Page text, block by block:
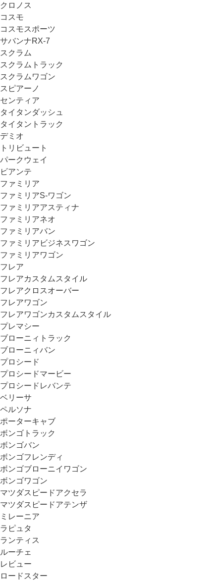
クロノス
コスモ
コスモスポーツ
サバンナRX-7
スクラム
スクラムトラック
スクラムワゴン
スピアーノ
センティア
タイタンダッシュ
タイタントラック
デミオ
トリビュート
パークウェイ
ビアンテ
ファミリア
ファミリアS-ワゴン
ファミリアアスティナ
ファミリアネオ
ファミリアバン
ファミリアビジネスワゴン
ファミリアワゴン
フレア
フレアカスタムスタイル
フレアクロスオーバー
フレアワゴン
フレアワゴンカスタムスタイル
プレマシー
ブローニィトラック
ブローニィバン
プロシード
プロシードマービー
プロシードレバンテ
ベリーサ
ペルソナ
ポーターキャブ
ボンゴトラック
ボンゴバン
ボンゴフレンディ
ボンゴブローニイワゴン
ボンゴワゴン
マツダスピードアクセラ
マツダスピードアテンザ
ミレーニア
ラピュタ
ランティス
ルーチェ
レビュー
ロードスター